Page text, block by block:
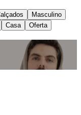
Masculino
Casa Oferta